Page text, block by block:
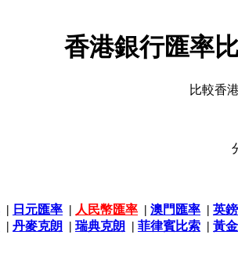
香港銀行匯率
比較香
| 日元匯率 | 人民幣匯率 | 澳門匯率 | 英
| 丹麥克朗 | 瑞典克朗 | 菲律賓比索 | 黃